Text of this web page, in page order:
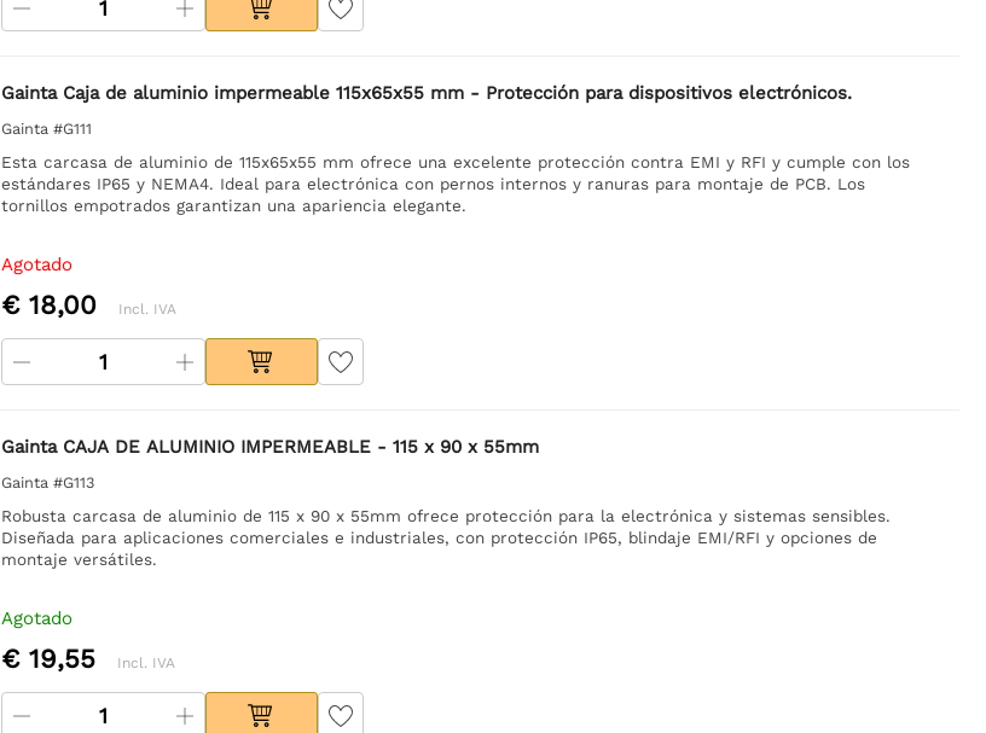
Gainta Caja de aluminio impermeable 115x65x55 mm - Protección para dispositivos electrónicos.
Gainta #G111
Esta carcasa de aluminio de 115x65x55 mm ofrece una excelente protección contra EMI y RFI y cumple con los
estándares IP65 y NEMA4. Ideal para electrónica con pernos internos y ranuras para montaje de PCB. Los
tornillos empotrados garantizan una apariencia elegante.
Agotado
€ 18,00 Incl. IVA
Gainta CAJA DE ALUMINIO IMPERMEABLE - 115 x 90 x 55mm
Gainta #G113
Robusta carcasa de aluminio de 115 x 90 x 55mm ofrece protección para la electrónica y sistemas sensibles.
Diseñada para aplicaciones comerciales e industriales, con protección IP65, blindaje EMI/RFI y opciones de
montaje versátiles.
Agotado
€ 19,55 Incl. IVA